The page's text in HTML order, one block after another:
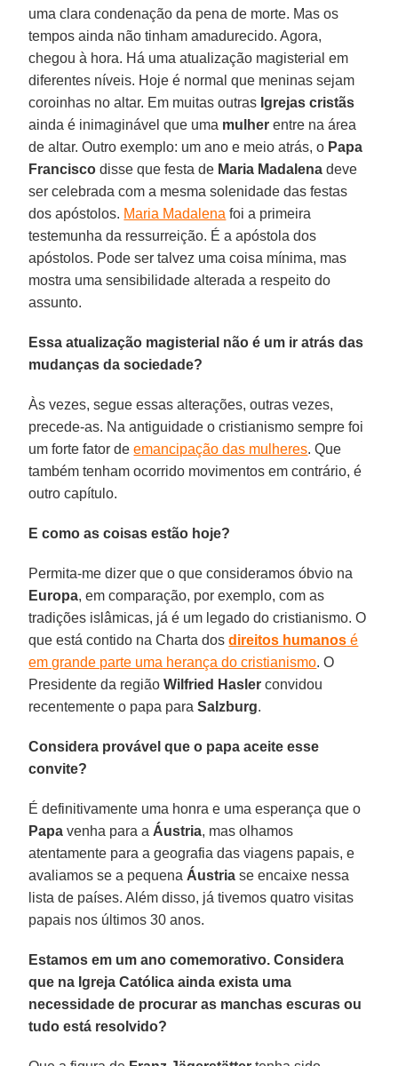
uma clara condenação da pena de morte. Mas os
tempos ainda não tinham amadurecido. Agora,
chegou à hora. Há uma atualização magisterial em
diferentes níveis. Hoje é normal que meninas sejam
coroinhas no altar. Em muitas outras Igrejas cristãs
ainda é inimaginável que uma mulher entre na área
de altar. Outro exemplo: um ano e meio atrás, o Papa
Francisco disse que festa de Maria Madalena deve
ser celebrada com a mesma solenidade das festas
dos apóstolos. Maria Madalena foi a primeira
testemunha da ressurreição. É a apóstola dos
apóstolos. Pode ser talvez uma coisa mínima, mas
mostra uma sensibilidade alterada a respeito do
assunto.
Essa atualização magisterial não é um ir atrás das
mudanças da sociedade?
Às vezes, segue essas alterações, outras vezes,
precede-as. Na antiguidade o cristianismo sempre foi
um forte fator deemancipação das mulheres. Que
também tenham ocorrido movimentos em contrário, é
outro capítulo.
E como as coisas estão hoje?
Permita-me dizer que o que consideramos óbvio na
Europa, em comparação, por exemplo, com as
tradições islâmicas, já é um legado do cristianismo. O
que está contido na Charta dosdireitos humanos é
em grande parte uma herança do cristianismo. O
Presidente da regiãoWilfried Hasler convidou
recentemente o papa paraSalzburg.
Considera provável que o papa aceite esse
convite?
É definitivamente uma honra e uma esperança que o
Papa venha para a Áustria, mas olhamos
atentamente para a geografia das viagens papais, e
avaliamos se a pequena Áustria se encaixe nessa
lista de países. Além disso, já tivemos quatro visitas
papais nos últimos 30 anos.
Estamos em um ano comemorativo. Considera
que na Igreja Católica ainda exista uma
necessidade de procurar as manchas escuras ou
tudo está resolvido?